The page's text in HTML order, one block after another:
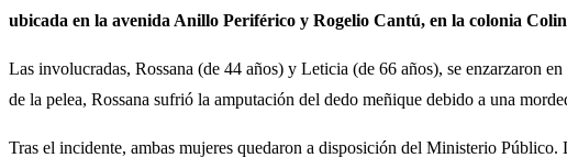
ubicada en la avenida Anillo Periférico y Rogelio Cantú, en la colonia
Las involucradas, Rossana (de 44 años) y Leticia (de 66 años), se enzarzaron
de la pelea, Rossana sufrió la amputación del dedo meñique debido a una
Tras el incidente, ambas mujeres quedaron a disposición del Ministerio